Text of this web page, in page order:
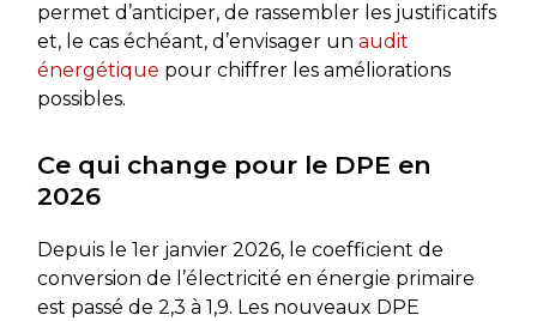
permet d’anticiper, de rassembler les justificatifs
et, le cas échéant, d’envisager un audit
énergétique pour chiffrer les améliorations
possibles.
Ce qui change pour le DPE en
2026
Depuis le 1er janvier 2026, le coefficient de
conversion de l’électricité en énergie primaire
est passé de 2,3 à 1,9. Les nouveaux DPE